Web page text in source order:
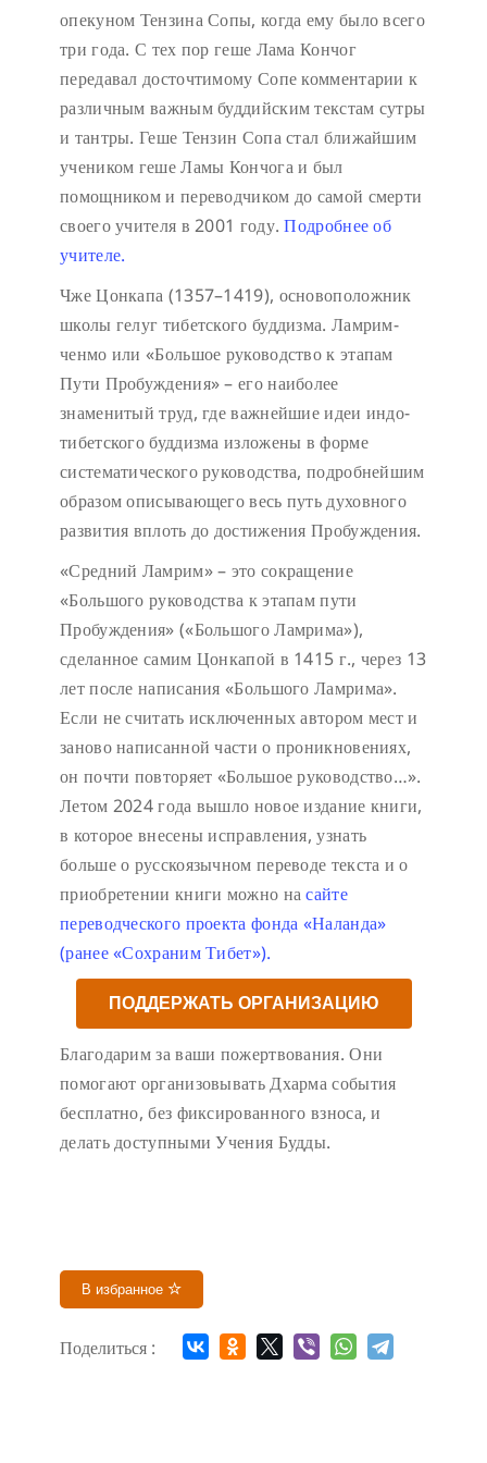
опекуном Тензина Сопы, когда ему было всего
три года. С тех пор геше Лама Кончог
передавал досточтимому Сопе комментарии к
различным важным буддийским текстам сутры
и тантры. Геше Тензин Сопа стал ближайшим
учеником геше Ламы Кончога и был
помощником и переводчиком до самой смерти
своего учителя в 2001 году.Подробнее об
учителе.
Чже Цонкапа (1357–1419), основоположник
школы гелуг тибетского буддизма. Ламрим-
ченмо или «Большое руководство к этапам
Пути Пробуждения» – его наиболее
знаменитый труд, где важнейшие идеи индо-
тибетского буддизма изложены в форме
систематического руководства, подробнейшим
образом описывающего весь путь духовного
развития вплоть до достижения Пробуждения.
«Средний Ламрим»– это сокращение
«Большого руководства к этапам пути
Пробуждения» («Большого Ламрима»),
сделанное самим Цонкапой в 1415 г., через 13
лет после написания «Большого Ламрима».
Если не считать исключенных автором мест и
заново написанной части о проникновениях,
он почти повторяет «Большое руководство…».
Летом 2024 года вышло новое издание книги,
в которое внесены исправления, узнать
больше о русскоязычном переводе текста и о
приобретении книги можно насайте
переводческого проекта фонда «Наланда»
(ранее «Сохраним Тибет»).
ПОДДЕРЖАТЬ ОРГАНИЗАЦИЮ
Благодарим за ваши пожертвования. Они
помогают организовывать Дхарма события
бесплатно, без фиксированного взноса, и
делать доступными Учения Будды.
В избранное
Поделиться :